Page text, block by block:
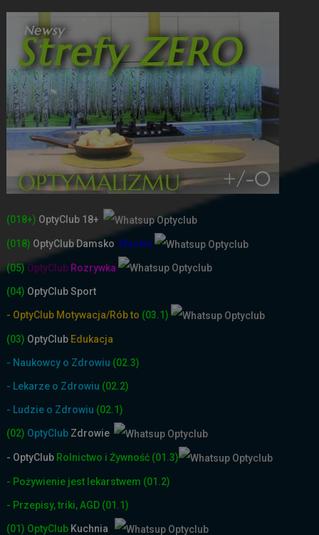
(018+) OptyClub 18+
(018) OptyClub Damsko Męskie
(05) OptyClub Rozrywka
(04) OptyClub Sport
- OptyClub Motywacja/Rób to (03.1)
(03) OptyClub Edukacja
- Naukowcy o Zdrowiu (02.3)
- Lekarze o Zdrowiu (02.2)
- Ludzie o Zdrowiu (02.1)
(02) OptyClub Zdrowie
- OptyClub Rolnictwo i Żywność (01.3)
- Pożywienie jest lekarstwem (01.2)
- Przepisy, triki, AGD (01.1)
(01) OptyClub Kuchnia